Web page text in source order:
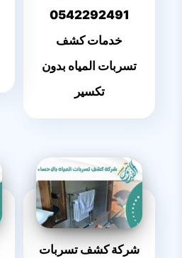
0542292491
خدمات كشف
تسربات المياه بدون
تكسير
شركة كشف تسربات